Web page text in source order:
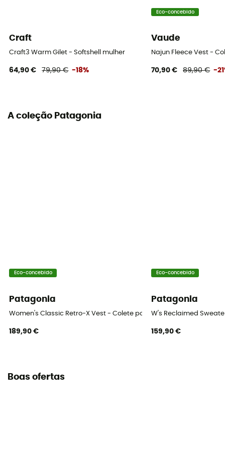
Insulating
Nível de calor
Craft
Craft3 Warm Gilet - Softshell mulher
64,90 € 79,90 € -18%
Eco-concebido
Vaude
Najun Fleece Vest -
70,90 € 89,90 € -
A coleção Patagonia
Eco-concebido
Patagonia
Women's Classic Retro-X Vest - Colete polar mulher
189,90 €
Eco-concebido
Patagonia
W's Reclaimed
159,90 €
Boas ofertas